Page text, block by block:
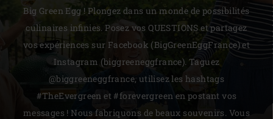
Big Green Egg ! Plongez dans un monde de possibilités
culinaires infinies. Posez vos QUESTIONS et partagez
vos expériences sur Facebook (BigGreenEggFrance) et
Instagram (biggreeneggfrance). Taguez
@biggreeneggfrance, utilisez les hashtags
#TheEvergreen et #forevergreen en postant vos
messages ! Nous fabriquons de beaux souvenirs. Vous